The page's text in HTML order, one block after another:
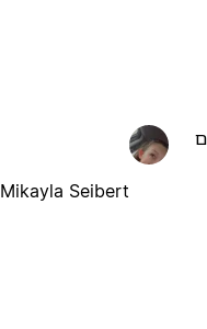
Mikayla Seibert